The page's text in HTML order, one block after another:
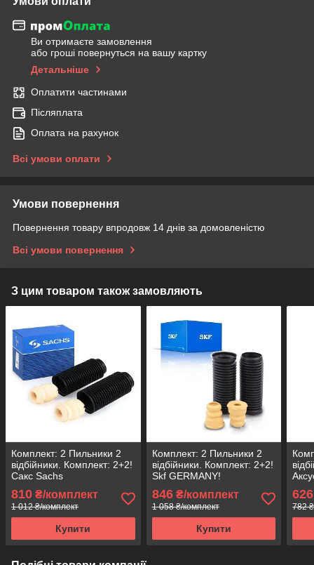
Ви отримаєте замовлення
або гроші повернуться на вашу картку
Детальніше
Оплатити частинами
Післяплата
Оплата на рахунок
Всі умови оплати
Умови повернення
Повернення товару впродовж 14 днів за домовленістю
Всі умови повернення
З цим товаром також замовляють
Комплект: 2 Пильники 2
відбійники. Комплект: 2+2!
Сакс Sachs
810 ₴/комплект
1 012 ₴/комплект
Купити
Комплект: 2 Пильники 2
відбійники. Комплект: 2+2!
Skf GERMANY!
846₴/комплект
1 058 ₴/комплект
Купити
626
782